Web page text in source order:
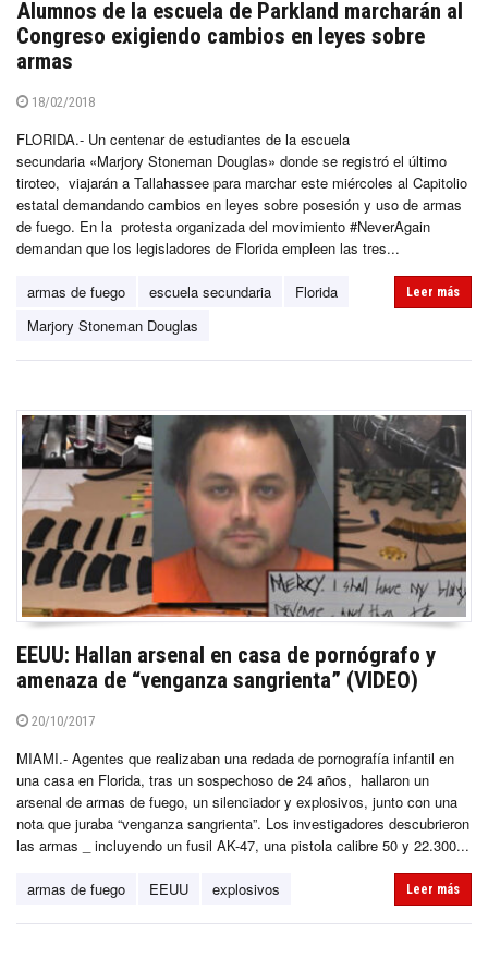
Alumnos de la escuela de Parkland marcharán al
Congreso exigiendo cambios en leyes sobre
armas
18/02/2018
FLORIDA.- Un centenar de estudiantes de la escuela
secundaria «Marjory Stoneman Douglas» donde se registró el último
tiroteo, viajarán a Tallahassee para marchar este miércoles al Capitolio
estatal demandando cambios en leyes sobre posesión y uso de armas
de fuego. En la protesta organizada del movimiento #NeverAgain
demandan que los legisladores de Florida empleen las tres...
armas de fuego escuela secundaria
Florida
Marjory Stoneman Douglas
Leer más
EEUU: Hallan arsenal en casa de pornógrafo y
amenaza de “venganza sangrienta” (VIDEO)
20/10/2017
MIAMI.- Agentes que realizaban una redada de pornografía infantil en
una casa en Florida, tras un sospechoso de 24 años, hallaron un
arsenal de armas de fuego, un silenciador y explosivos, junto con una
nota que juraba “venganza sangrienta”. Los investigadores descubrieron
las armas _ incluyendo un fusil AK-47, una pistola calibre 50 y 22.300...
armas de fuego EEUU explosivos Leer más